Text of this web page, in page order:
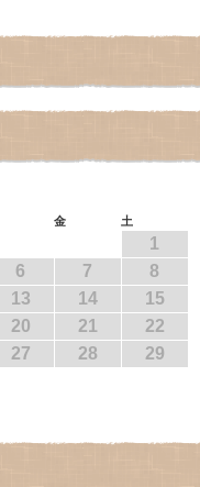
金 土
1
6 7
8
13 14
15
20 21
22
27 28
29